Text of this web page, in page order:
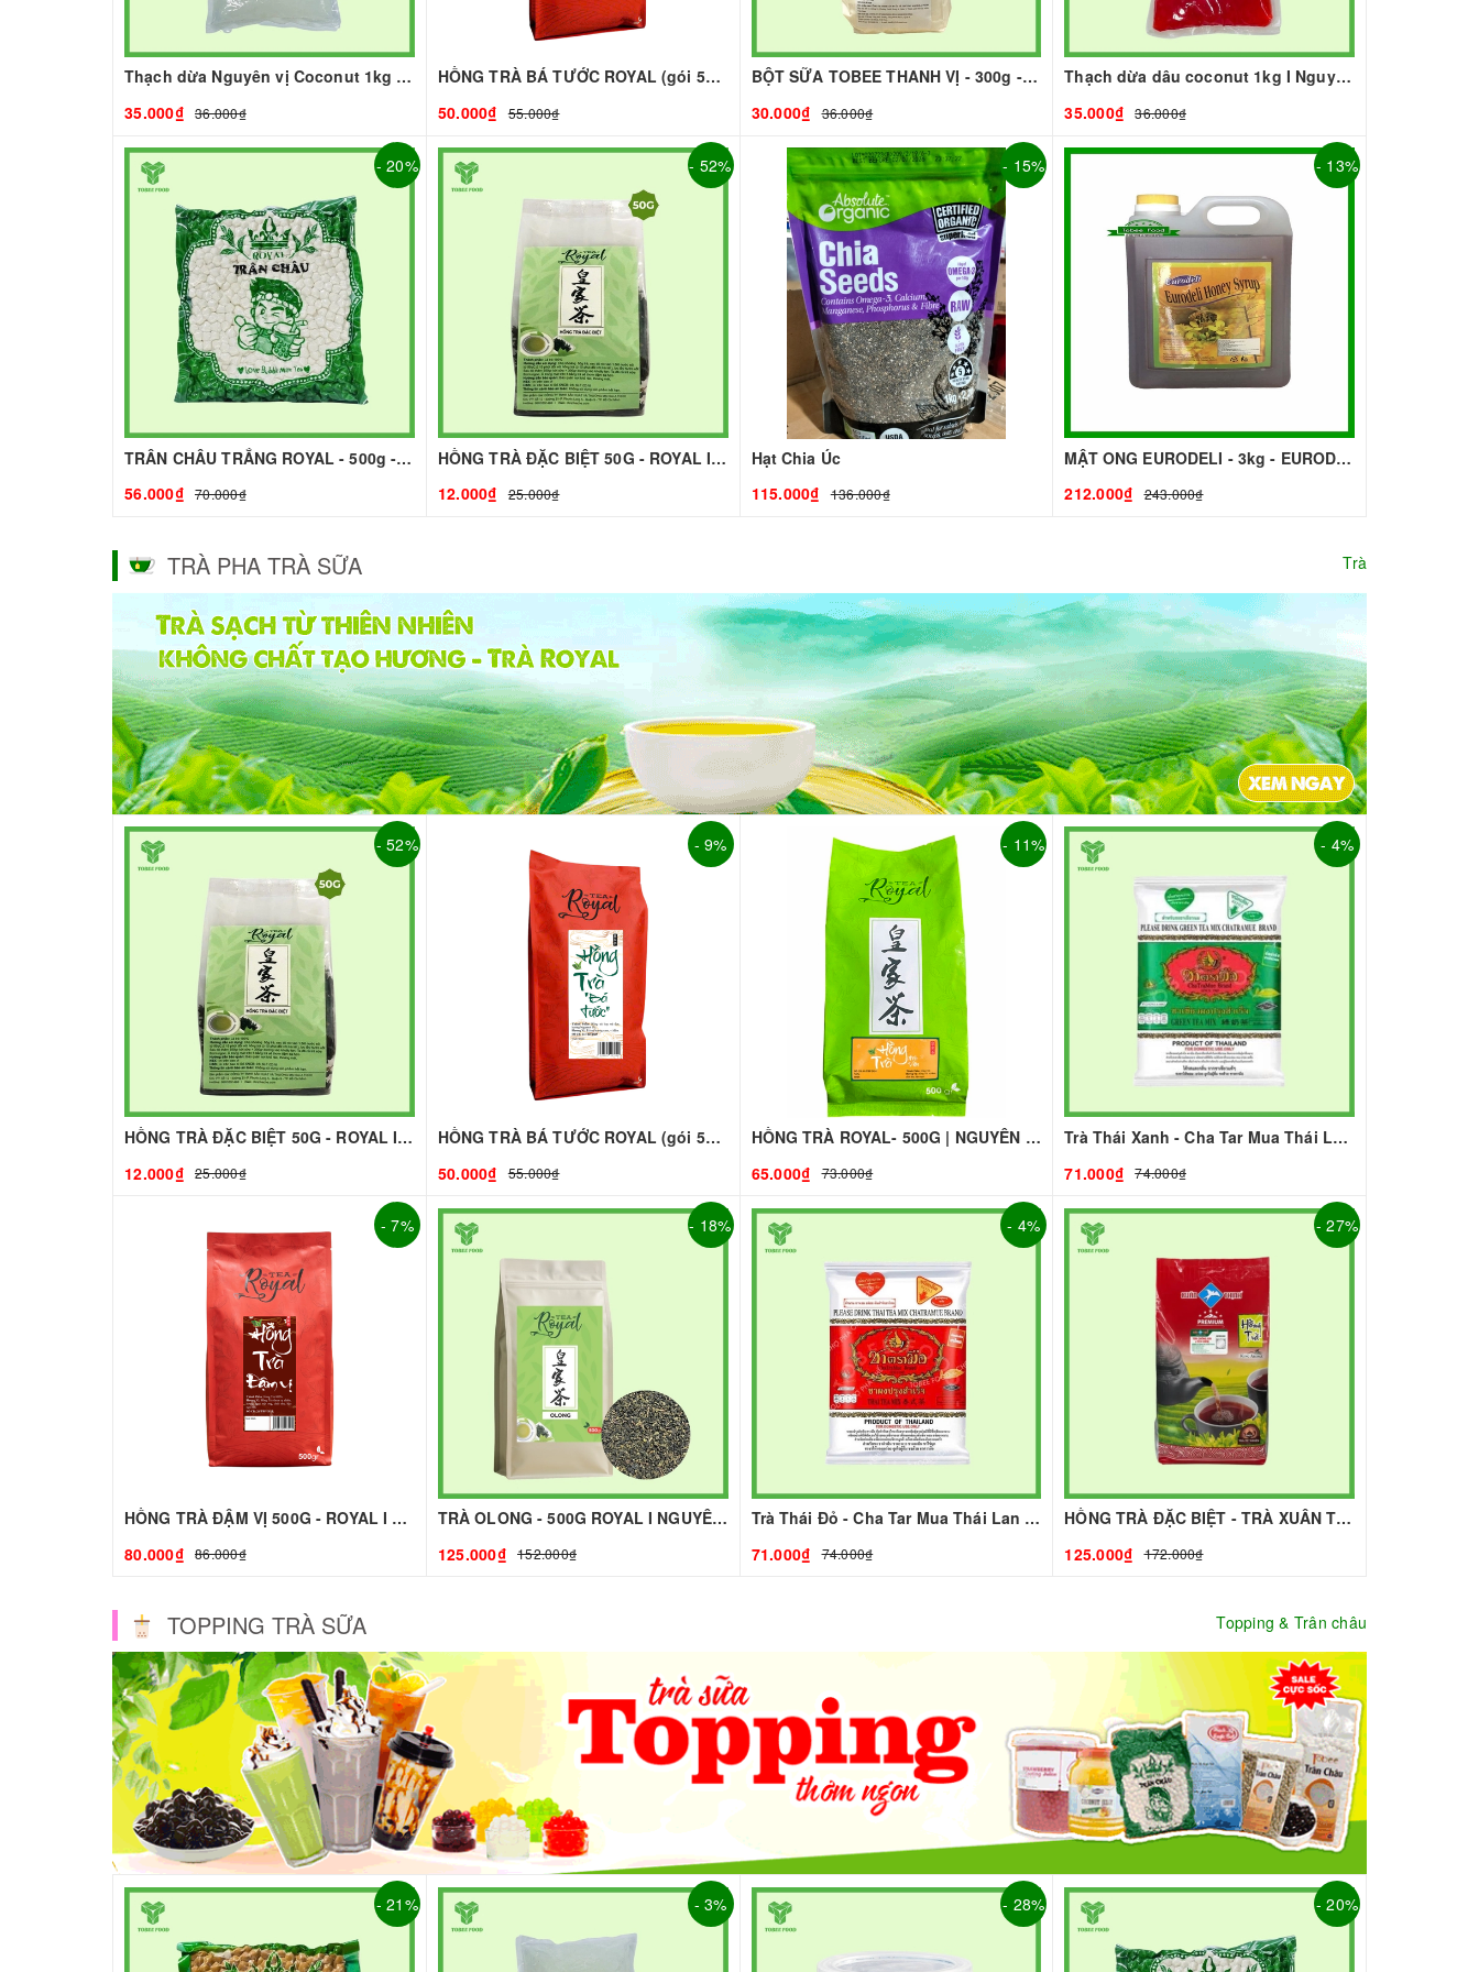
Thạch dừa Nguyên vị Coconut 1kg I Nguyên Liệu Pha Chế - Tobee Food
35.000₫ 36.000₫
HỒNG TRÀ BÁ TƯỚC ROYAL (gói 500g)
50.000₫
55.000₫
BỘT SỮA TOBEE THANH VỊ - 300g - TOBEE FOOD | Bột Sữa làm Trà Sữa - TOBEE FOOD
30.000₫
36.000₫
Thạch dừa dâu coconut 1kg I Nguyên Liệu Pha Chế - Tobee Food
35.000₫
36.000₫
- 20%
TRÂN CHÂU TRẮNG ROYAL - 500g - ROYAL | Topping làm Trà Sữa - TOBEE FOOD
56.000₫ 70.000₫
- 52%
HỒNG TRÀ ĐẶC BIỆT 50G - ROYAL I NGUYÊN LIỆU PHA CHẾ - TOBEE FOOD
12.000₫
25.000₫
- 15%
Hạt Chia Úc
115.000₫
136.000₫
- 13%
MẬT ONG EURODELI - 3kg - EURODELI | Nguyên liệu pha chế - TOBEE FOOD
212.000₫
243.000₫
TRÀ PHA TRÀ SỮA Trà
- 52%
HỒNG TRÀ ĐẶC BIỆT 50G - ROYAL I NGUYÊN LIỆU PHA CHẾ - TOBEE FOOD
12.000₫ 25.000₫
- 9%
HỒNG TRÀ BÁ TƯỚC ROYAL (gói 500g)
50.000₫
55.000₫
- 11%
HỒNG TRÀ ROYAL- 500G | NGUYÊN LIỆU PHA CHẾ - TOBEE FOOD
65.000₫
73.000₫
- 4%
Trà Thái Xanh - Cha Tar Mua Thái Lan Cao Cấp I Nguyên Liệu Pha Chế - TOBEE FOOD
71.000₫
74.000₫
- 7%
HỒNG TRÀ ĐẬM VỊ 500G - ROYAL I NGUYÊN LIỆU PHA CHẾ - TOBEE FOOD
80.000₫ 86.000₫
- 18%
TRÀ OLONG - 500G ROYAL I NGUYÊN LIỆU PHA CHẾ - TOBEE FOOD
125.000₫ 152.000₫
- 4%
Trà Thái Đỏ - Cha Tar Mua Thái Lan Cao Cấp I Nguyên Liệu Pha Chế - Tobee Food
71.000₫
74.000₫
- 27%
HỒNG TRÀ ĐẶC BIỆT - TRÀ XUÂN THỊNH I NGUYÊN LIỆU PHA CHẾ - TOBEE FOOD
125.000₫
172.000₫
TOPPING TRÀ SỮA Topping & Trân châu
- 21% - 3% - 28% - 20%